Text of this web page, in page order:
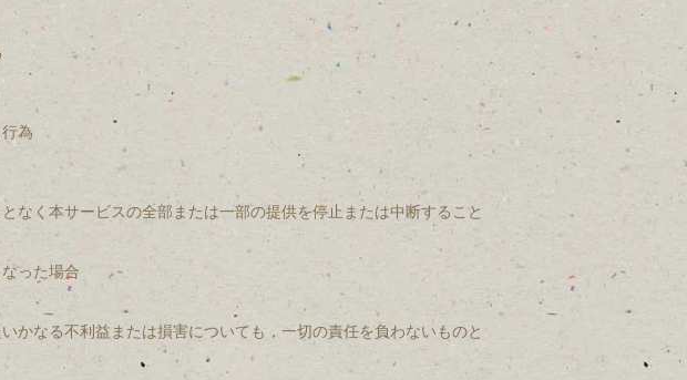
為
なく本サービスの全部または一部の提供を停止または中断すること
った場合
かなる不利益または損害についても，一切の責任を負わないものと